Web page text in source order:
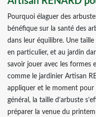
Pourquoi élaguer des
bénéfique sur la santé des
dans leur équilibre. Une
en particulier, et au jardin
savoir jouer avec les formes
comme le jardinier Artisan
appliquer et le moment pour
général, la taille d’arbuste
préparer la venue du